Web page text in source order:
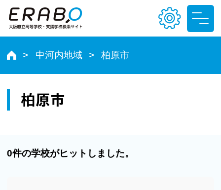
文字サイズ
小 中
中河内地域 柏原市
柏原市
0件の学校がヒットしました。